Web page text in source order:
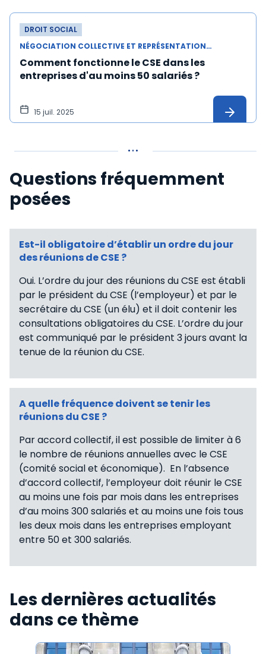
DROIT SOCIAL
NÉGOCIATION COLLECTIVE ET REPRÉSENTATION DU PERSONNEL
Comment fonctionne le CSE dans les
entreprises d'au moins 50 salariés ?
15 juil. 2025
Questions fréquemment
posées
Est-il obligatoire d’établir un ordre du jour
des réunions de CSE ?
Oui. L’ordre du jour des réunions du CSE est établi
par le président du CSE (l’employeur) et par le
secrétaire du CSE (un élu) et il doit contenir les
consultations obligatoires du CSE. L’ordre du jour
est communiqué par le président 3 jours avant la
tenue de la réunion du CSE.
A quelle fréquence doivent se tenir les
réunions du CSE ?
Par accord collectif, il est possible de limiter à 6
le nombre de réunions annuelles avec le CSE
(comité social et économique). En l’absence
d’accord collectif, l’employeur doit réunir le CSE
au moins une fois par mois dans les entreprises
d’au moins 300 salariés et au moins une fois tous
les deux mois dans les entreprises employant
entre 50 et 300 salariés.
Les dernières actualités
dans ce thème